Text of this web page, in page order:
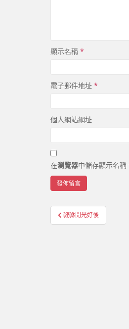
顯示名稱 *
電子郵件地址 *
個人網站網址
在瀏覽器中儲存顯示名稱
文章導覽
貔貅開光好後